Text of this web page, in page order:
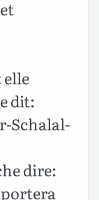
dit:
Schalal-
dire: